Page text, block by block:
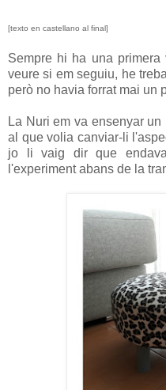
[texto en castellano al final]
Sempre hi ha una
veure si em seguiu, he
però no havia forrat mai un
La Nuri em va ensenyar
al que volia canviar-li
jo li vaig dir que
l'experiment abans de la